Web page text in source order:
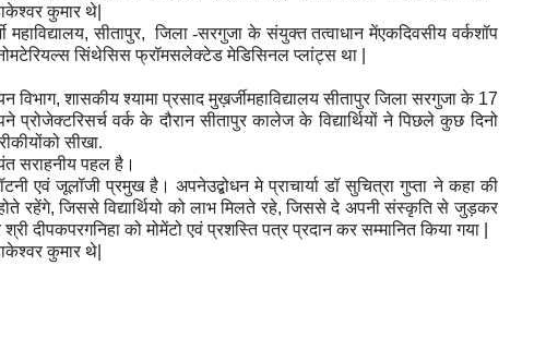
कुमार थे
,सीतापुर,जिला -सरगुजा के संयुक्त तत्वाधान मेंएकदिवसीय वर्कशॉप
सिंथेसिस फ्रॉमसलेक्टेड मेडिसिनल प्लांट्स था
विभाग,शासकीय श्यामा प्रसाद मुख़र्जीमहाविद्यालय सीतापुर जिला सरगुजा के 17
वर्क के दौरान सीतापुर कालेज के विद्यार्थियों ने पिछले कुछ दिनो
सीखा.
सराहनीय पहल है।
एवं जूलॉजी प्रमुख है। अपनेउद्बोधन मे प्राचार्या डॉ सुचित्रा गुप्ता ने कहा की
रहेंगे,जिससे विद्यार्थियो को लाभ मिलते रहे,जिससे दे अपनी संस्कृति से जुड़कर
दीपकपरगनिहा को मोमेंटो एवं प्रशस्ति पत्र प्रदान कर सम्मानित किया गया
कुमार थे